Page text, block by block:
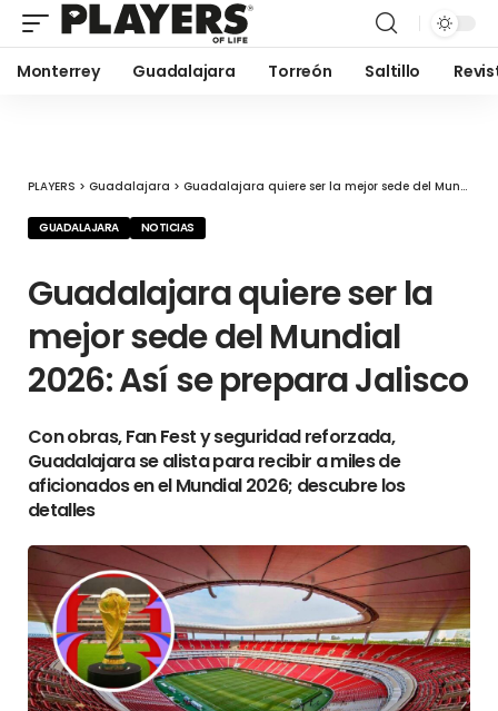
Monterrey Guadalajara Torreón Saltillo
PLAYERS > Guadalajara > Guadalajara quiere ser la mejor sede del Mundial 2026: Así se prepara Jalisco
GUADALAJARA NOTICIAS
Guadalajara quiere ser la
mejor sede del Mundial
2026: Así se prepara Jalisco
Con obras, Fan Fest y seguridad reforzada,
Guadalajara se alista para recibir a miles de
aficionados en el Mundial 2026; descubre los
detalles